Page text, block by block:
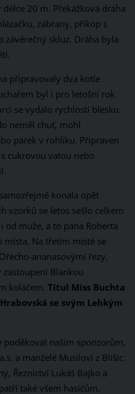
20 m. Překážková dráha
zábrany, příkop s
závěrečný skluz. Dráha byla
připravovaly dva kotle
byl i pro letošní rok
se vydalo rychlostí blesku.
neměl chuť, mohl
párek v rohlíku. Připraven
cukrovou vatou nebo
konala opět
vzorků se letos sešlo celkem
od muže, a to pana Roberta
místa. Na třetím místě se
ananasovými řezy,
Blankou
koláčem. Titul Miss Buchta
se svým Lehkým
poděkovat našim sponzorům,
a manželé Musilovi z Blišic.
Řeznictví Lukáš Bajko a
také všem hasičům,